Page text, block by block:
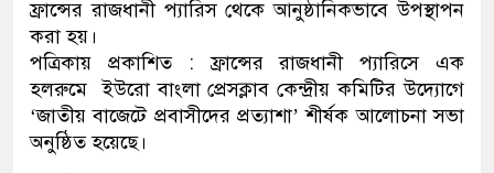
ফ্রান্সের রাজধানী প্যারিস থেকে আনুষ্ঠানিকভাবে উপস্থাপন
করা হয়।
পত্রিকায় প্রকাশিত : ফ্রান্সের রাজধানী প্যারিসে এক
হলরুমে ইউরো বাংলা প্রেসক্লাব কেন্দ্রীয় কমিটির উদ্যোগে
‘জাতীয় বাজেটে প্রবাসীদের প্রত্যাশা’ শীর্ষক আলোচনা সভা
অনুষ্ঠিত হয়েছে।